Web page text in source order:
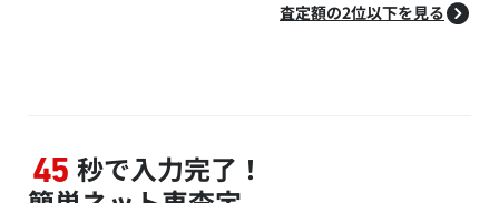
査定額の2位以下を見る
45 秒で入力完了！